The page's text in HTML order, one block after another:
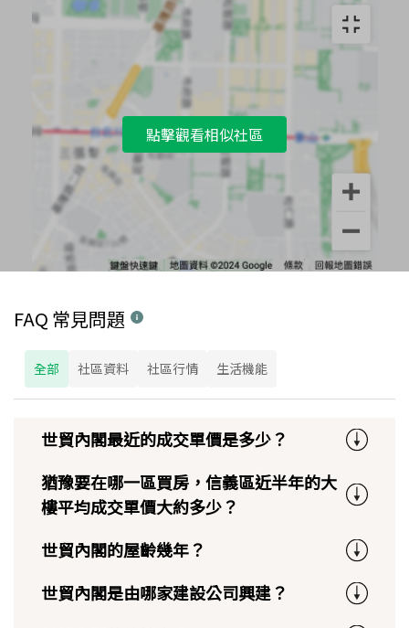
點擊觀看相似社區
FAQ 常見問題
全部 社區資料 社區行情 生活機能
世貿內閣最近的成交單價是多少？
猶豫要在哪一區買房，信義區近半年的大
樓平均成交單價大約多少？
世貿內閣的屋齡幾年？
世貿內閣是由哪家建設公司興建？